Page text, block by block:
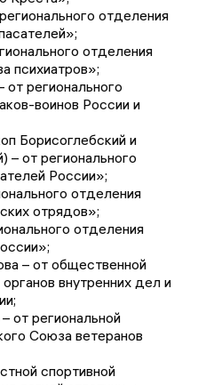
отделения
отделения
психиатров»;
регионального
воинов России и
Борисоглебский и
– от регионального
России»;
отделения
отрядов»;
отделения
– от общественной
внутренних дел и
от региональной
Союза ветеранов
спортивной